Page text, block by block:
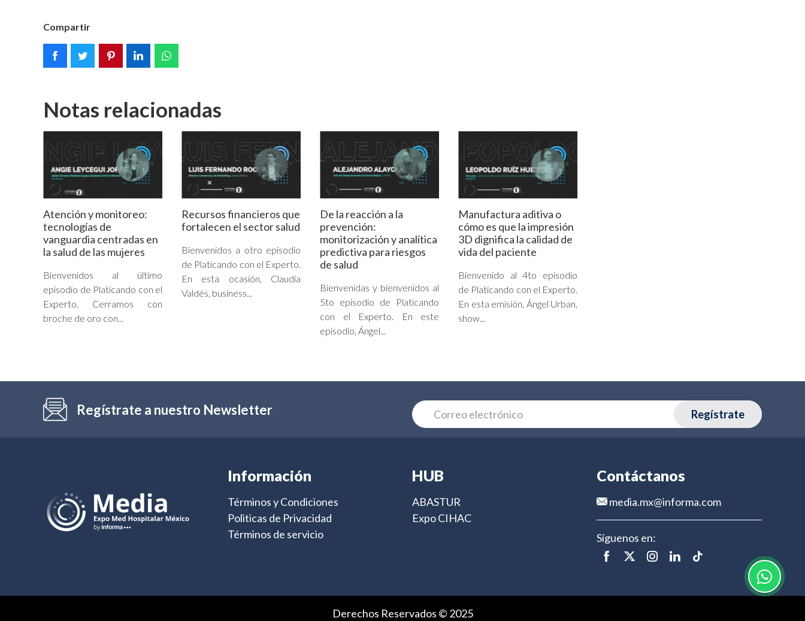
Compartir
Notas relacionadas
Atención y monitoreo:
tecnologías de
vanguardia centradas en
la salud de las mujeres
Bienvenidos al último
episodio de Platicando con el
Experto. Cerramos con
broche de oro con...
Recursos financieros que
fortalecen el sector salud
Bienvenidos a otro episodio
de Platicando con el Experto.
En esta ocasión, Claudia
Valdés, business...
De la reacción a la
prevención:
monitorización y analítica
predictiva para riesgos
de salud
Bienvenidas y bienvenidos al
5to episodio de Platicando
con el Experto. En este
episodio, Ángel...
Manufactura aditiva o
cómo es que la impresión
3D dignifica la calidad de
vida del paciente
Bienvenido al 4to episodio
de Platicando con el Experto.
En esta emisión, Ángel Urban,
show...
Regístrate a nuestro Newsletter Regístrate
Información
Términos y Condiciones
Politicas de Privacidad
Términos de servicio
HUB
ABASTUR
Expo CIHAC
Contáctanos
media.mx@informa.com
Síguenos en:
Derechos Reservados © 2025